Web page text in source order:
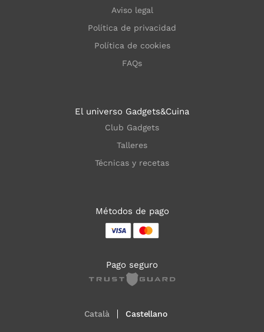
Aviso legal
Política de privacidad
Política de cookies
FAQs
El universo Gadgets&Cuina
Club Gadgets
Talleres
Técnicas y recetas
Métodos de pago
Pago seguro
Català Castellano